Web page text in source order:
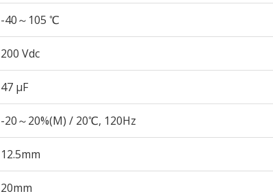
-40～105 ℃
200 Vdc
47 µF
-20～20%(M) / 20℃, 120Hz
12.5mm
20mm